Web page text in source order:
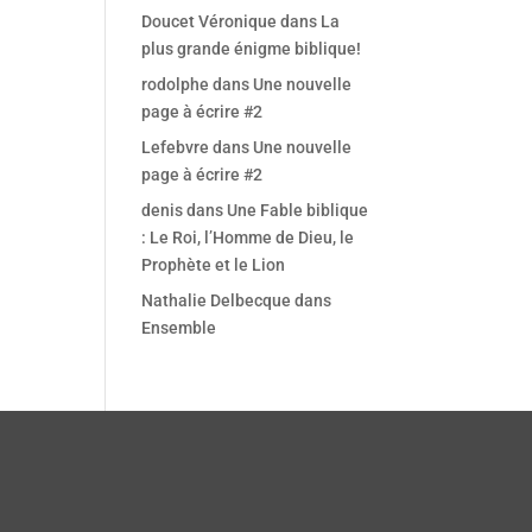
Outlook Live
Doucet Véronique dans La
plus grande énigme biblique!
rodolphe dans Une nouvelle
page à écrire #2
Lefebvre dans Une nouvelle
page à écrire #2
denisdans Une Fable biblique
: Le Roi, l’Homme de Dieu, le
Prophète et le Lion
Nathalie Delbecque dans
Ensemble